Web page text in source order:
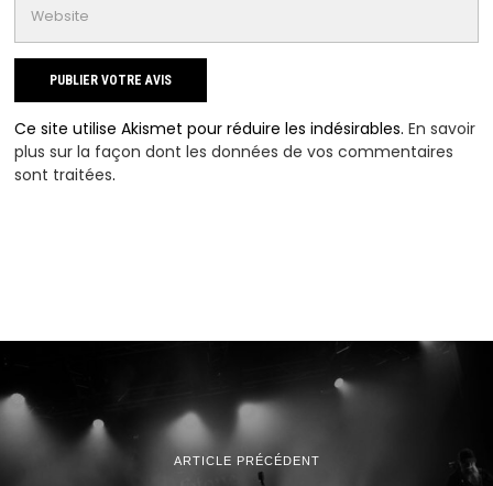
Ce site utilise Akismet pour réduire les indésirables.En savoir
plus sur la façon dont les données de vos commentaires
sont traitées.
ARTICLE PRÉCÉDENT